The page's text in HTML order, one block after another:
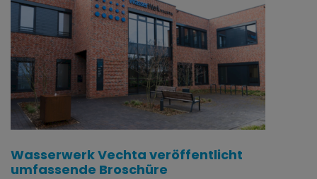
Wasserwerk Vechta veröffentlicht
umfassende Broschüre